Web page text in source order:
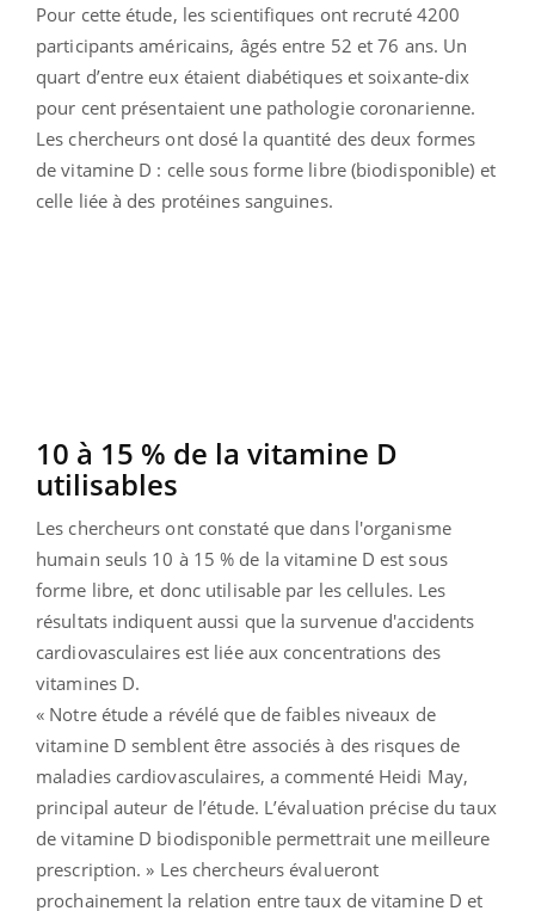
Pour cette étude, les scientifiques ont recruté 4200
participants américains, âgés entre 52 et 76 ans. Un
quart d’entre eux étaient diabétiques et soixante-dix
pour cent présentaient une pathologie coronarienne.
Les chercheurs ont dosé la quantité des deux formes
de vitamine D : celle sous forme libre (biodisponible) et
celle liée à des protéines sanguines.
10 à 15 % de la vitamine D
utilisables
Les chercheurs ont constaté que dans l'organisme
humain seuls 10 à 15 % de la vitamine D est sous
forme libre, et donc utilisable par les cellules. Les
résultats indiquent aussi que la survenue d'accidents
cardiovasculaires est liée aux concentrations des
vitamines D.
« Notre étude a révélé que de faibles niveaux de
vitamine D semblent être associés à des risques de
maladies cardiovasculaires, a commenté Heidi May,
principal auteur de l’étude. L’évaluation précise du taux
de vitamine D biodisponible permettrait une meilleure
prescription. » Les chercheurs évalueront
prochainement la relation entre taux de vitamine D et